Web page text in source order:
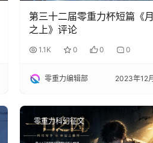
第三十二届零重力杯短篇《
之上》评论
1.1K 0 0 0
零重力编辑部 2023年12
零重力科幻征文